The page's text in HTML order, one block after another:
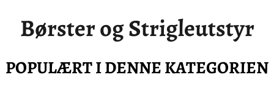
Børster og Strigleutstyr
POPULÆRT I DENNE KATEGORIEN